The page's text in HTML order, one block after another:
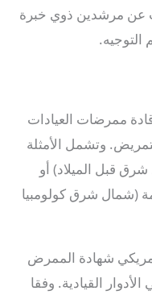
عن مرشدين ذوي خبرة
التوجيه.
ممرضات العيادات
وتشمل الأمثلة
قبل الميلاد) أو
(شمال شرق كولومبيا
شهادة الممرض
القيادية. وفقا